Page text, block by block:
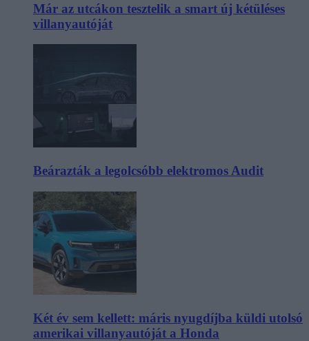
Már az utcákon tesztelik a smart új kétüléses
villanyautóját
Beárazták a legolcsóbb elektromos Audit
Két év sem kellett: máris nyugdíjba küldi utolsó
amerikai villanyautóját a Honda